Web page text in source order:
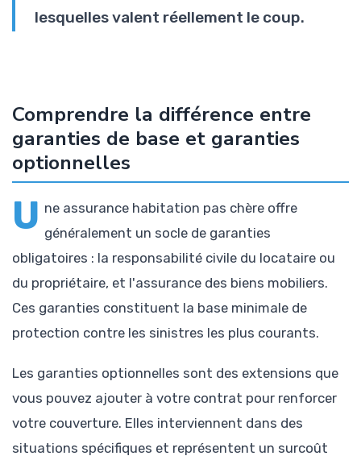
lesquelles valent réellement le coup.
Comprendre la différence entre
garanties de base et garanties
optionnelles
U ne assurance habitation pas chère offre
généralement un socle de garanties
obligatoires : la responsabilité civile du locataire ou
du propriétaire, et l'assurance des biens mobiliers.
Ces garanties constituent la base minimale de
protection contre les sinistres les plus courants.
Les garanties optionnelles sont des extensions que
vous pouvez ajouter à votre contrat pour renforcer
votre couverture. Elles interviennent dans des
situations spécifiques et représentent un surcoût